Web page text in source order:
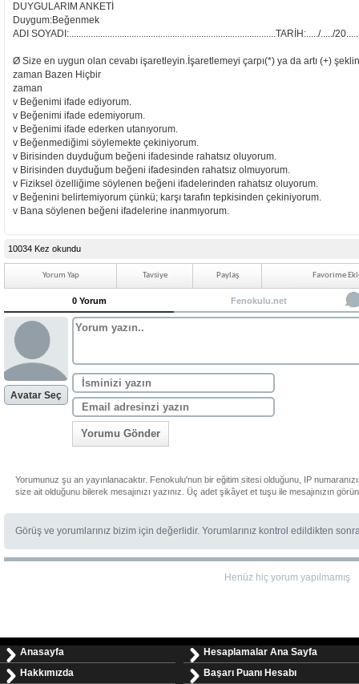
DUYGULARIM ANKETİ
Duygum:Beğenmek
ADI SOYADI:......................................................................................TARİH:...../...../
Ø Size en uygun olan cevabı işaretleyin.İşaretlemeyi çarpı(*) ya da artı (+)
zaman Bazen Hiçbir
zaman
v Beğenimi ifade ediyorum.
v Beğenimi ifade edemiyorum.
v Beğenimi ifade ederken utanıyorum.
v Beğenmediğimi söylemekte çekiniyorum.
v Birisinden duyduğum beğeni ifadesinde rahatsız oluyorum.
v Birisinden duyduğum beğeni ifadesinden rahatsız olmuyorum.
v Fiziksel özelliğime söylenen beğeni ifadelerinden rahatsız oluyorum.
v Beğenini belirtemiyorum çünkü; karşı tarafın tepkisinden çekiniyorum.
v Bana söylenen beğeni ifadelerine inanmıyorum.
10034 Kez okundu
Yorum Yap Tavsiye Paylaş Favorime
0 Yorum Fenokulu.net
Avatar Seç
Yorumu Gönder
Yorumunuz şu an yayınlanacaktır. Fenokulu'nun bir eğitim sitesi olduğunu, IP
size ait olduğunu bilerek mesajınızı yazınız. Üç adet şikâyet et tuşu ile mesajınızın
Görüş ve yorumlarınız bizim için değerlidir. Yorumlarınız kontrol edildikten
Henüz hiç yorum yapılmamış
Anasayfa
Hakkımızda
Hesaplamalar Ana Sayfa
Başarı Puanı Hesabı